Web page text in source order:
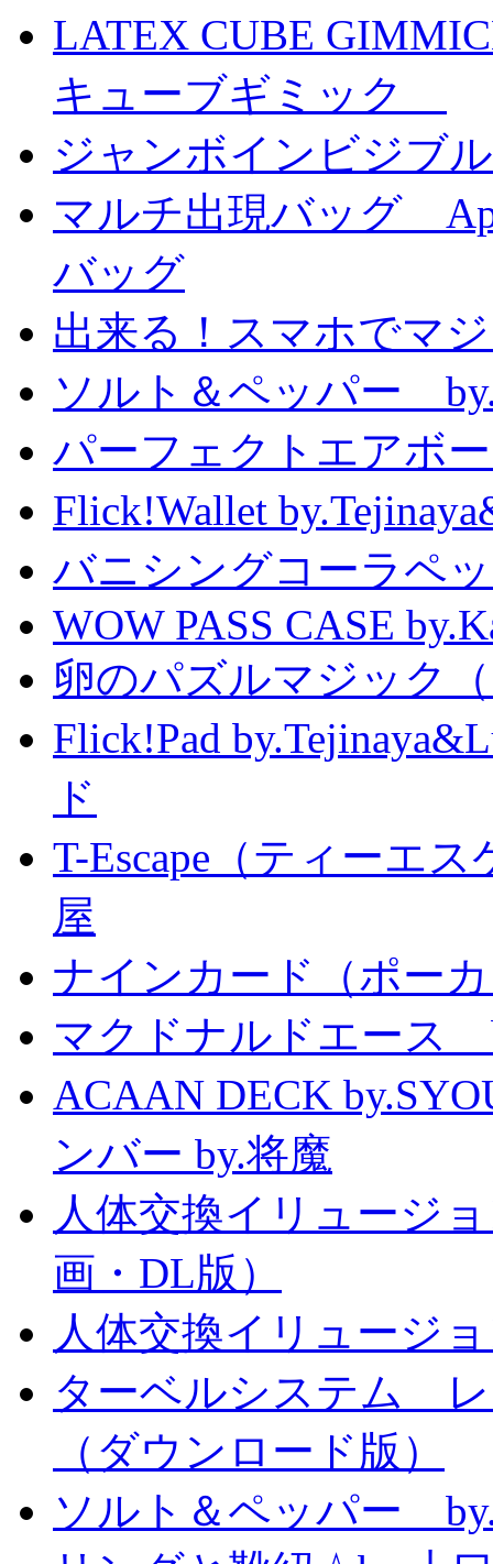
LATEX CUBE
キューブギミック
ジャンボインビジブ
マルチ出現バッグ
バッグ
出来る！スマホでマ
ソルト＆ペッパー
パーフェクトエアボ
Flick!Wallet
バニシングコーラペ
WOW PASS CASE
卵のパズルマジック
Flick!Pad
ド
T-Escape（ティーエ
屋
ナインカード（ポー
マクドナルドエース
ACAAN DECK
ンバー by.将魔
人体交換イリュージ
画・DL版）
人体交換イリュージ
ターベルシステム
（ダウンロード版）
ソルト＆ペッパー